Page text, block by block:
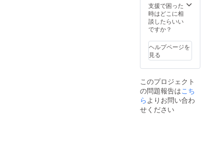
支援で困った
時はどこに相
談したらいい
ですか？
ヘルプページを
見る
このプロジェクト
の問題報告はこち
ら よりお問い合わ
せください